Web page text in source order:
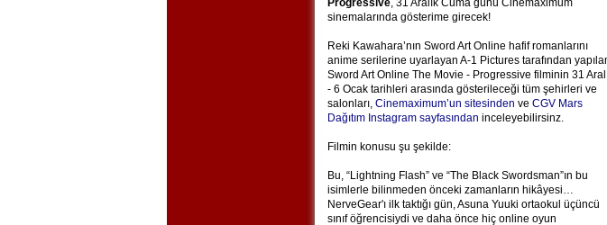
Progressive, 31 Aralık Cuma günü Cinemaximum
sinemalarında gösterime girecek!
Reki Kawahara’nın Sword Art Online hafif romanlarını
anime serilerine uyarlayan A-1 Pictures tarafından
Sword Art Online The Movie - Progressive filminin 31
- 6 Ocak tarihleri arasında gösterileceği tüm şehirleri ve
salonları, Cinemaximum’un sitesinden ve CGV Mars
Dağıtım Instagram sayfasından inceleyebilirsinz.
Filmin konusu şu şekilde:
Bu, “Lightning Flash” ve “The Black Swordsman”ın bu
isimlerle bilinmeden önceki zamanların hikâyesi…
NerveGear'ı ilk taktığı gün, Asuna Yuuki ortaokul üçüncü
sınıf öğrencisiydi ve daha önce hiç online oyun